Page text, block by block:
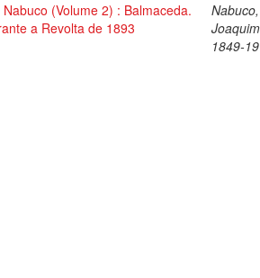
(Volume 2) : Balmaceda.
a Revolta de 1893
Nabuco,
1849-